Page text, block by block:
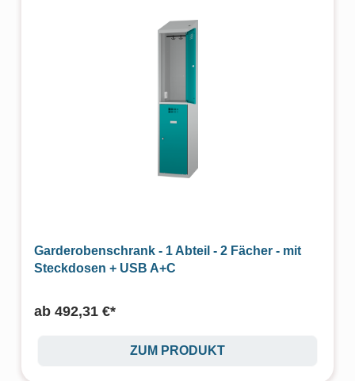
Garderobenschrank - 1 Abteil - 2 Fächer - mit
Steckdosen + USB A+C
ab 492,31 €*
ZUM PRODUKT